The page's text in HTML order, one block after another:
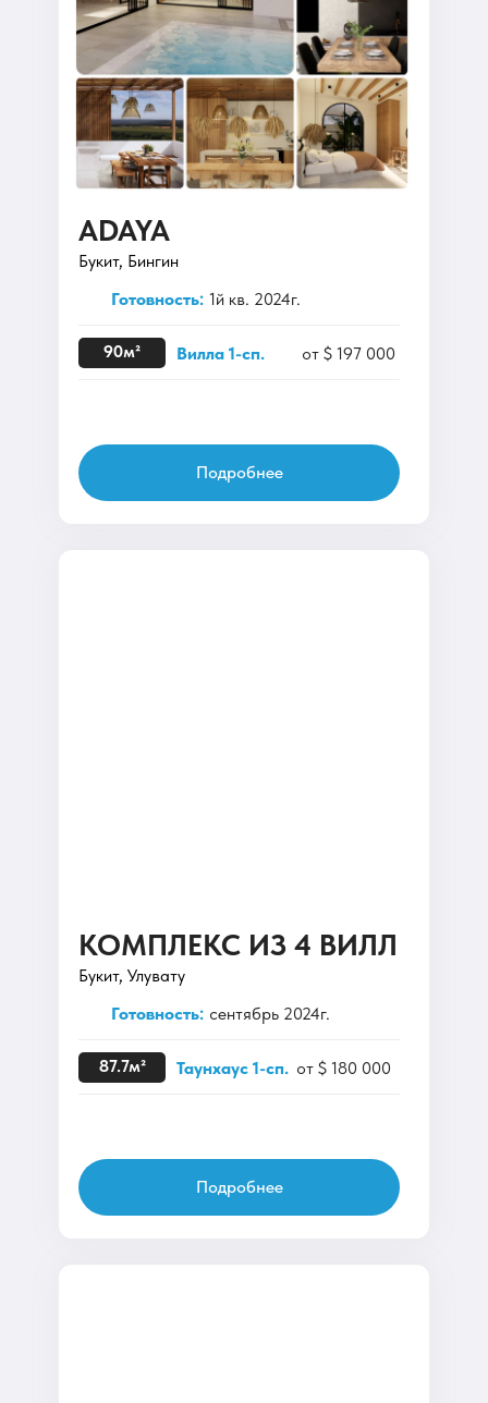
ADAYA
Букит, Бингин
Готовность: 1й кв. 2024г.
90м² Вилла 1-сп. от $ 197 000
Подробнее
КОМПЛЕКС ИЗ 4 ВИЛЛ
Букит, Улувату
Готовность: сентябрь 2024г.
87.7м² Таунхаус 1-сп. от $ 180 000
Подробнее